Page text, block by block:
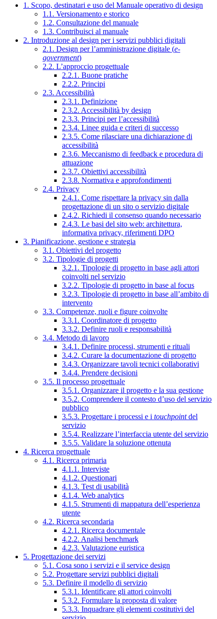
1. Scopo, destinatari e uso del Manuale operativo di design
1.1. Versionamento e storico
1.2. Consultazione del manuale
1.3. Contribuisci al manuale
2. Introduzione al design per i servizi pubblici digitali
2.1. Design per l’amministrazione digitale (e-
government)
2.2. L’approccio progettuale
2.2.1. Buone pratiche
2.2.2. Principi
2.3. Accessibilità
2.3.1. Definizione
2.3.2. Accessibilità by design
2.3.3. Principi per l’accessibilità
2.3.4. Linee guida e criteri di successo
2.3.5. Come rilasciare una dichiarazione di
accessibilità
2.3.6. Meccanismo di feedback e procedura di
attuazione
2.3.7. Obiettivi accessibilità
2.3.8. Normativa e approfondimenti
2.4. Privacy
2.4.1. Come rispettare la privacy sin dalla
progettazione di un sito o servizio digitale
2.4.2. Richiedi il consenso quando necessario
2.4.3. Le basi del sito web: architettura,
informativa privacy, riferimenti DPO
3. Pianificazione, gestione e strategia
3.1. Obiettivi del progetto
3.2. Tipologie di progetti
3.2.1. Tipologie di progetto in base agli attori
coinvolti nel servizio
3.2.2. Tipologie di progetto in base al focus
3.2.3. Tipologie di progetto in base all’ambito di
intervento
3.3. Competenze, ruoli e figure coinvolte
3.3.1. Coordinatore di progetto
3.3.2. Definire ruoli e responsabilità
3.4. Metodo di lavoro
3.4.1. Definire processi, strumenti e rituali
3.4.2. Curare la documentazione di progetto
3.4.3. Organizzare tavoli tecnici collaborativi
3.4.4. Prendere decisioni
3.5. Il processo progettuale
3.5.1. Organizzare il progetto e la sua gestione
3.5.2. Comprendere il contesto d’uso del servizio
pubblico
3.5.3. Progettare i processi e i touchpointdel
servizio
3.5.4. Realizzare l’interfaccia utente del servizio
3.5.5. Validare la soluzione ottenuta
4. Ricerca progettuale
4.1. Ricerca primaria
4.1.1. Interviste
4.1.2. Questionari
4.1.3. Test di usabilità
4.1.4. Web analytics
4.1.5. Strumenti di mappatura dell’esperienza
utente
4.2. Ricerca secondaria
4.2.1. Ricerca documentale
4.2.2. Analisi benchmark
4.2.3. Valutazione euristica
5. Progettazione dei servizi
5.1. Cosa sono i servizi e il service design
5.2. Progettare servizi pubblici digitali
5.3. Definire il modello di servizio
5.3.1. Identificare gli attori coinvolti
5.3.2. Formulare la proposta di valore
5.3.3. Inquadrare gli elementi costitutivi del